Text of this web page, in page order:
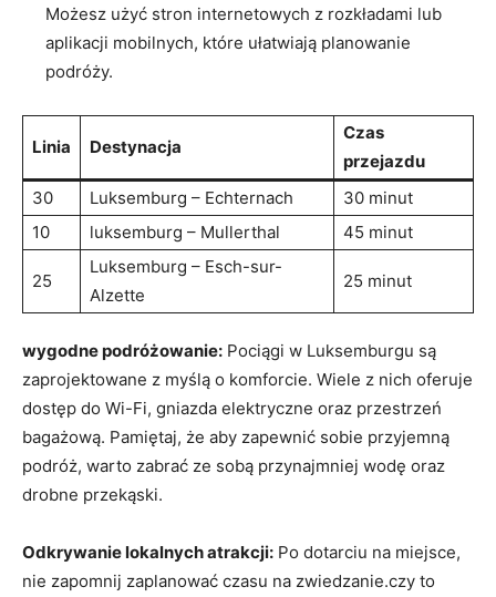
Możesz użyć⁢ stron internetowych z rozkładami ‍lub​
aplikacji mobilnych, które ​ułatwiają ‍planowanie
podróży.
Linia Destynacja
Czas
przejazdu
30
Luksemburg – ​Echternach
30⁤ minut
10
luksemburg‌ – Mullerthal 45 minut
25
Luksemburg – Esch-sur-
Alzette
25 ​minut
wygodne podróżowanie: Pociągi w Luksemburgu‍ są
zaprojektowane z myślą o komforcie. Wiele ‌z nich oferuje
dostęp do Wi-Fi, ​gniazda elektryczne ⁣oraz przestrzeń
bagażową. Pamiętaj, że aby zapewnić‌ sobie przyjemną
podróż, ​warto zabrać ze sobą przynajmniej wodę⁣ oraz
drobne przekąski.
Odkrywanie​ lokalnych atrakcji: Po dotarciu na miejsce,
nie⁤ zapomnij zaplanować ​czasu na zwiedzanie.czy to⁢